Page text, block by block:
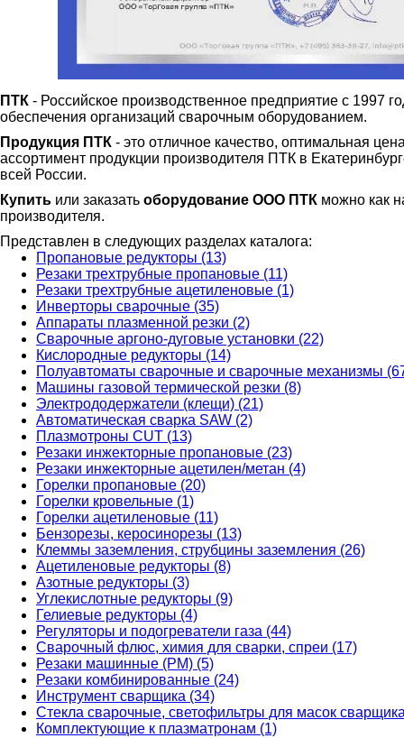
ПТК - Российское производственное предприятие с 1997
обеспечения организаций сварочным оборудованием.
Продукция ПТК - это отличное качество, оптимальная
ассортимент продукции производителя ПТК в
всей России.
Купить или заказать оборудование ООО ПТК можно как
производителя.
Представлен в следующих разделах каталога:
Пропановые редукторы (13)
Резаки трехтрубные пропановые (11)
Резаки трехтрубные ацетиленовые (1)
Инверторы сварочные (35)
Аппараты плазменной резки (2)
Сварочные аргоно-дуговые установки (22)
Кислородные редукторы (14)
Полуавтоматы сварочные и сварочные механизмы
Машины газовой термической резки (8)
Электрододержатели (клещи) (21)
Автоматическая сварка SAW (2)
Плазмотроны CUT (13)
Резаки инжекторные пропановые (23)
Резаки инжекторные ацетилен/метан (4)
Горелки пропановые (20)
Горелки кровельные (1)
Горелки ацетиленовые (11)
Бензорезы, керосинорезы (13)
Клеммы заземления, струбцины заземления (26)
Ацетиленовые редукторы (8)
Азотные редукторы (3)
Углекислотные редукторы (9)
Гелиевые редукторы (4)
Регуляторы и подогреватели газа (44)
Сварочный флюс, химия для сварки, спреи (17)
Резаки машинные (РМ) (5)
Резаки комбинированные (24)
Инструмент сварщика (34)
Стекла сварочные, светофильтры для масок
Комплектующие к плазматронам (1)